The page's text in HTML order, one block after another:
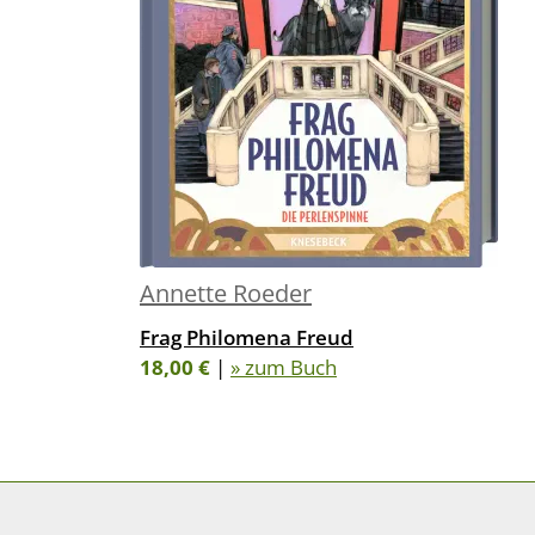
Annette Roeder
Frag Philomena Freud
18,00 € | » zum Buch